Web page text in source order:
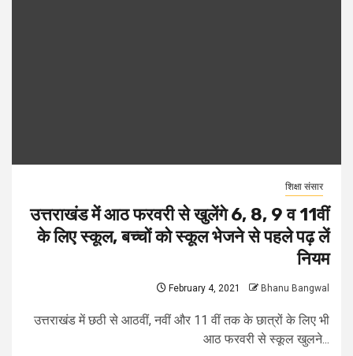
शिक्षा संसार
उत्तराखंड में आठ फरवरी से खुलेंगे 6, 8, 9 व 11वीं
के लिए स्कूल, बच्चों को स्कूल भेजने से पहले पढ़ लें
नियम
February 4, 2021 Bhanu Bangwal
उत्तराखंड में छठी से आठवीं, नवीं और 11 वीं तक के छात्रों के लिए भी
आठ फरवरी से स्कूल खुलने...